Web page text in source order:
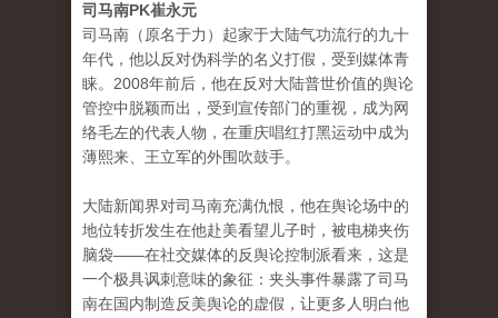
司马南PK崔永元
司马南（原名于力）起家于大陆气功流行的九十
年代，他以反对伪科学的名义打假，受到媒体青
睐。2008年前后，他在反对大陆普世价值的舆论
管控中脱颖而出，受到宣传部门的重视，成为网
络毛左的代表人物，在重庆唱红打黑运动中成为
薄熙来、王立军的外围吹鼓手。
大陆新闻界对司马南充满仇恨，他在舆论场中的
地位转折发生在他赴美看望儿子时，被电梯夹伤
脑袋——在社交媒体的反舆论控制派看来，这是
一个极具讽刺意味的象征：夹头事件暴露了司马
南在国内制造反美舆论的虚假，让更多人明白他